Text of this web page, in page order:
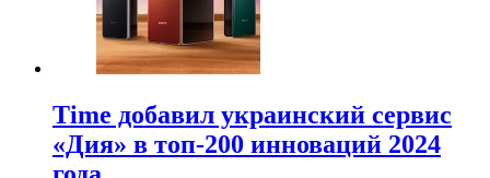
Time добавил украинский сервис
«Дия» в топ-200 инноваций 2024